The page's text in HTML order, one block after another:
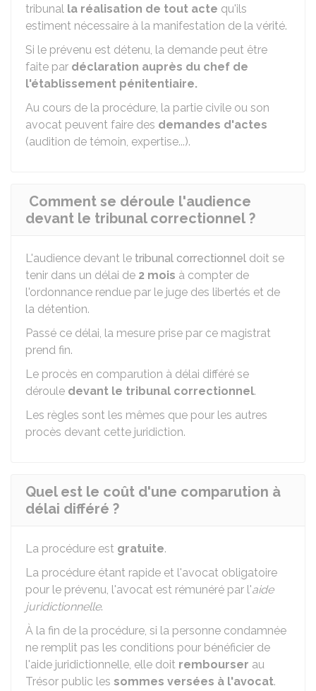
tribunal la réalisation de tout acte qu'ils
estiment nécessaire à la manifestation de la vérité.
Si le prévenu est détenu, la demande peut être
faite par déclaration auprès du chef de
l'établissement pénitentiaire.
Au cours de la procédure, la partie civile ou son
avocat peuvent faire des demandes d'actes
(audition de témoin, expertise...).
Comment se déroule l'audience
devant le tribunal correctionnel ?
L'audience devant le tribunal correctionnel doit se
tenir dans un délai de 2 mois à compter de
l'ordonnance rendue par le juge des libertés et de
la détention.
Passé ce délai, la mesure prise par ce magistrat
prend fin.
Le procès en comparution à délai différé se
déroule devant le tribunal correctionnel.
Les règles sont les mêmes que pour les autres
procès devant cette juridiction.
Quel est le coût d'une comparution à
délai différé ?
La procédure est gratuite.
La procédure étant rapide et l'avocat obligatoire
pour le prévenu, l'avocat est rémunéré par l'aide
juridictionnelle.
À la fin de la procédure, si la personne condamnée
ne remplit pas les conditions pour bénéficier de
l'aide juridictionnelle, elle doit rembourser au
Trésor public les sommes versées à l'avocat.